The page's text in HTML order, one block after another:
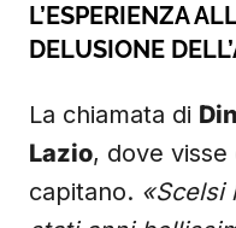
L’ESPERIENZA
DELUSIONE
La chiamata di
Lazio, dove
capitano. «Scelsi